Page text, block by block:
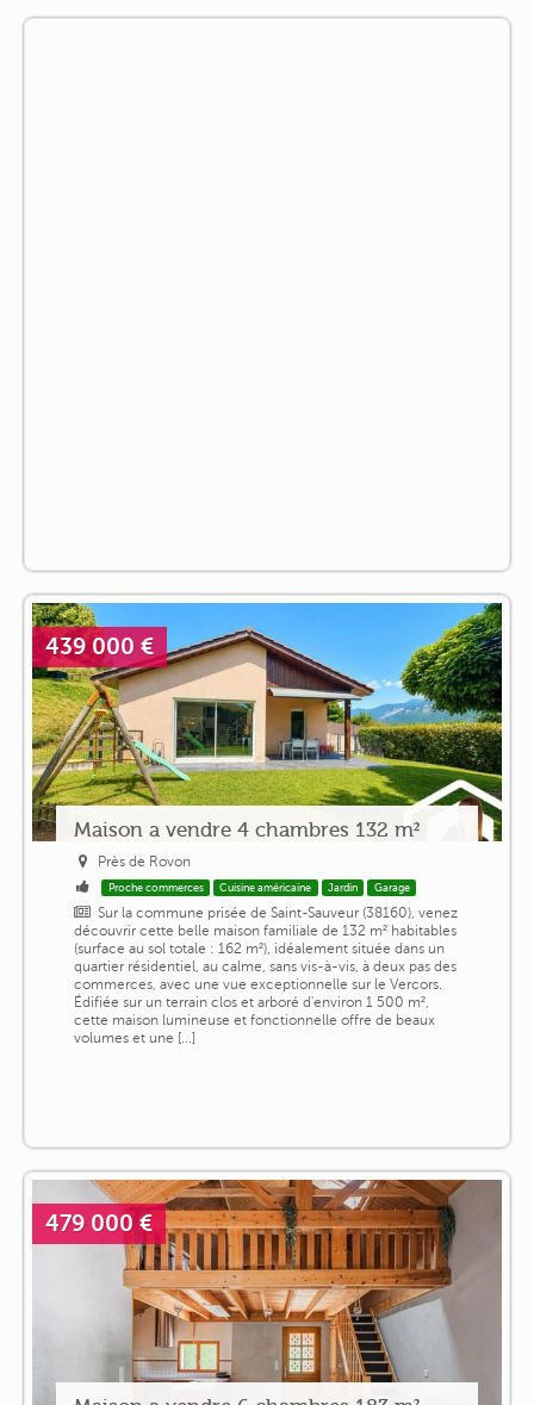
439 000 €
Maison a vendre 4 chambres 132 m²
Près de Rovon
Proche commerces Cuisine américaine Jardin Garage
Sur la commune prisée de Saint-Sauveur (38160), venez
découvrir cette belle maison familiale de 132 m² habitables
(surface au sol totale : 162 m²), idéalement située dans un
quartier résidentiel, au calme, sans vis-à-vis, à deux pas des
commerces, avec une vue exceptionnelle sur le Vercors.
Édifiée sur un terrain clos et arboré d'environ 1 500 m²,
cette maison lumineuse et fonctionnelle offre de beaux
volumes et une [...]
479 000 €